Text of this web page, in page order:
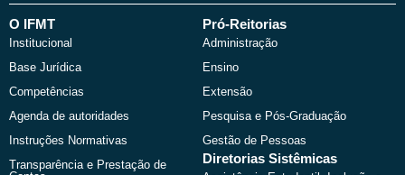
e
o
k
w
t
t
O IFMT
Institucional
Base Jurídica
Competências
Agenda de autoridades
Instruções Normativas
Transparência e Prestação de
Pró-Reitorias
Administração
Ensino
Extensão
Pesquisa e Pós-Graduação
Gestão de Pessoas
Diretorias Sistêmicas